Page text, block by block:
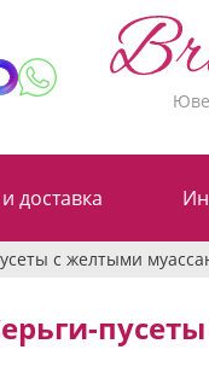
доставка
с желтыми